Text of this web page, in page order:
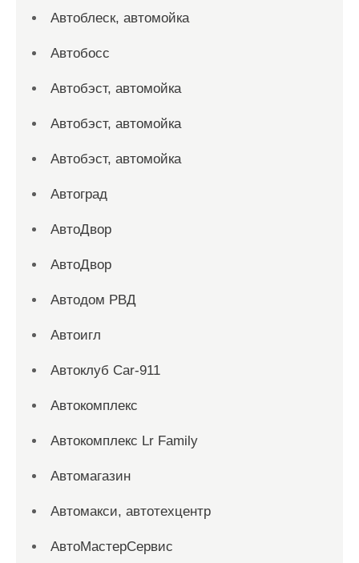
Автоблеск, автомойка
Автобосс
Автобэст, автомойка
Автобэст, автомойка
Автобэст, автомойка
Автоград
АвтоДвор
АвтоДвор
Автодом РВД
Автоигл
Автоклуб Car-911
Автокомплекс
Автокомплекс Lr Family
Автомагазин
Автомакси, автотехцентр
АвтоМастерСервис